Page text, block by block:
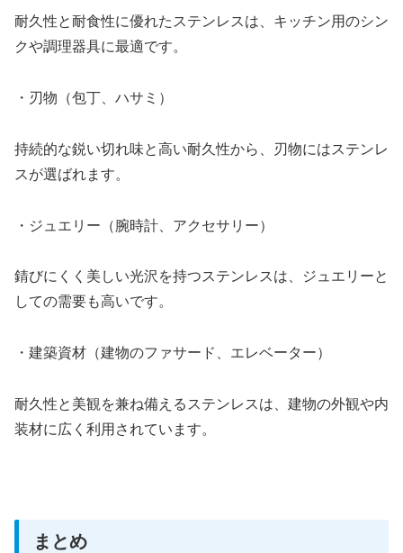
耐久性と耐食性に優れたステンレスは、キッチン用のシン
クや調理器具に最適です。
・刃物（包丁、ハサミ）
持続的な鋭い切れ味と高い耐久性から、刃物にはステンレ
スが選ばれます。
・ジュエリー（腕時計、アクセサリー）
錆びにくく美しい光沢を持つステンレスは、ジュエリーと
しての需要も高いです。
・建築資材（建物のファサード、エレベーター）
耐久性と美観を兼ね備えるステンレスは、建物の外観や内
装材に広く利用されています。
まとめ